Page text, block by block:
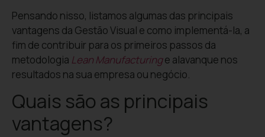
Pensando nisso, listamos algumas das principais
vantagens da Gestão Visual e como implementá-la, a
fim de contribuir para os primeiros passos da
metodologia Lean Manufacturinge alavanque nos
resultados na sua empresa ou negócio.
Quais são as principais
vantagens?